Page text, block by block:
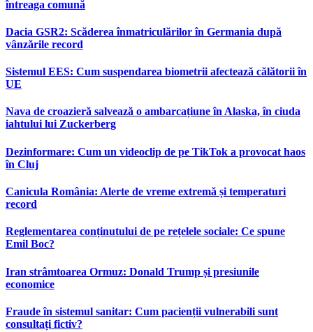
întreaga comună
Dacia GSR2: Scăderea înmatriculărilor în Germania după
vânzările record
Sistemul EES: Cum suspendarea biometrii afectează călătorii în
UE
Nava de croazieră salvează o ambarcațiune în Alaska, în ciuda
iahtului lui Zuckerberg
Dezinformare: Cum un videoclip de pe TikTok a provocat haos
în Cluj
Canicula România: Alerte de vreme extremă și temperaturi
record
Reglementarea conținutului de pe rețelele sociale: Ce spune
Emil Boc?
Iran strâmtoarea Ormuz: Donald Trump și presiunile
economice
Fraude în sistemul sanitar: Cum pacienții vulnerabili sunt
consultați fictiv?